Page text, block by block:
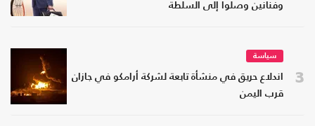
وفنانين وصلوا إلى السلطة
3
سياسة
اندلاع حريق في منشأة تابعة لشركة أرامكو في جازان
قرب اليمن